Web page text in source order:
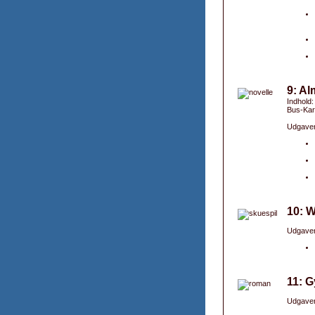
9:
Bus-
10:
11: